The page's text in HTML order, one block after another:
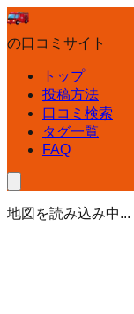
の口コミサイト
トップ
投稿方法
口コミ検索
タグ一覧
FAQ
地図を読み込み中...